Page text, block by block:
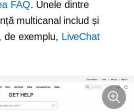
FAQ. Unele dintre
multicanal includ și
exemplu, LiveChat